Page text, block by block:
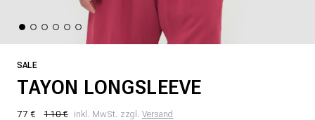
SALE
TAYON LONGSLEEVE
77 € 110 € inkl. MwSt. zzgl. Versand